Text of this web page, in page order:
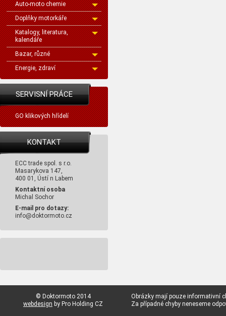
Auto-moto chemie
Doplňky motorkáře
Katalogy, literatura,
kalendáře
Bazar, různé
Energie, zdraví
SERVISNÍ PRÁCE
GO klikových hřídelí
KONTAKT
ECC trade spol. s r.o.
Masarykova 147,
400 01, Ústí n Labem
Kontaktní osoba
Michal Sochor
E-mail pro dotazy:
info@doktormoto.cz
© Doktormoto 2014
webdesign by Pro Holding CZ
Obrázky mají pouze informativní
Za případné chyby neneseme